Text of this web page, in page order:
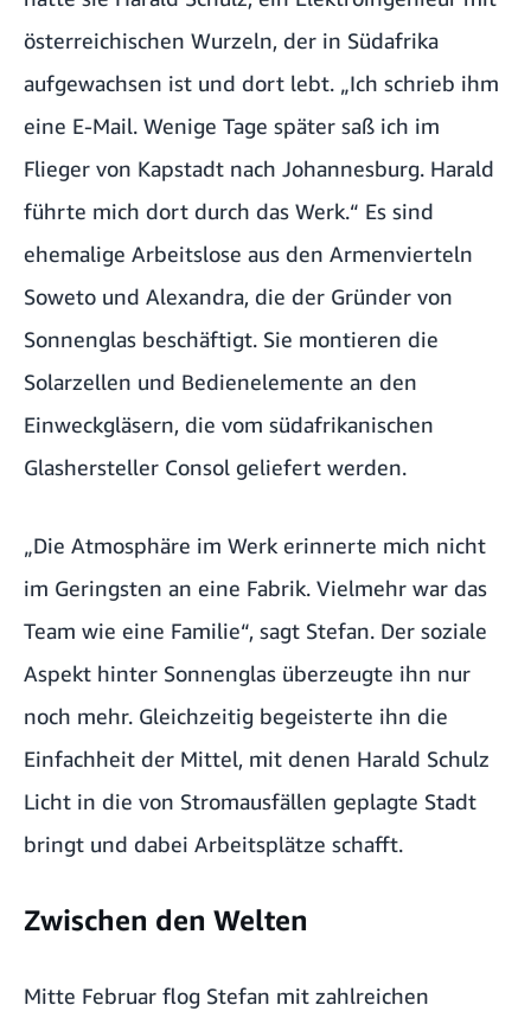
österreichischen Wurzeln, der in Südafrika
aufgewachsen ist und dort lebt. „Ich schrieb ihm
eine E-Mail. Wenige Tage später saß ich im
Flieger von Kapstadt nach Johannesburg. Harald
führte mich dort durch das Werk.“ Es sind
ehemalige Arbeitslose aus den Armenvierteln
Soweto und Alexandra, die der Gründer von
Sonnenglas beschäftigt. Sie montieren die
Solarzellen und Bedienelemente an den
Einweckgläsern, die vom südafrikanischen
Glashersteller Consol geliefert werden.
„Die Atmosphäre im Werk erinnerte mich nicht
im Geringsten an eine Fabrik. Vielmehr war das
Team wie eine Familie“, sagt Stefan. Der soziale
Aspekt hinter Sonnenglas überzeugte ihn nur
noch mehr. Gleichzeitig begeisterte ihn die
Einfachheit der Mittel, mit denen Harald Schulz
Licht in die von Stromausfällen geplagte Stadt
bringt und dabei Arbeitsplätze schafft.
Zwischen den Welten
Mitte Februar flog Stefan mit zahlreichen